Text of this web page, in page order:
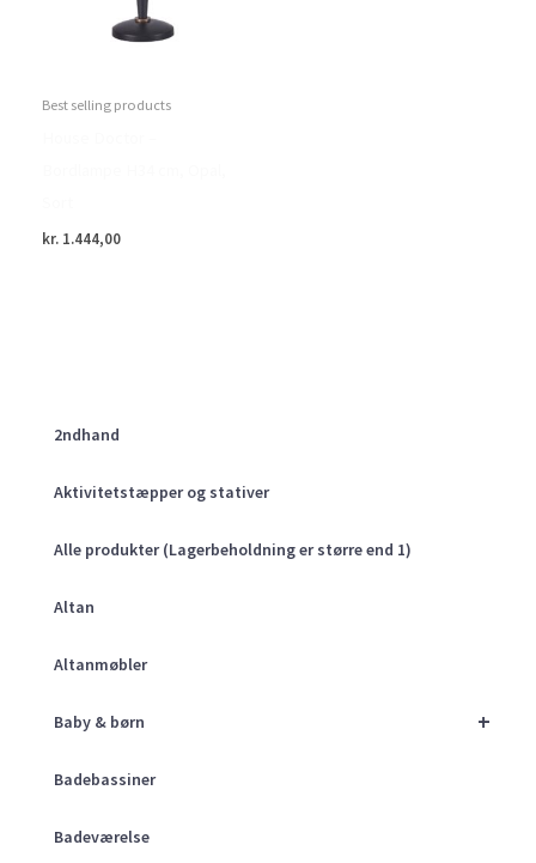
2ndhand
Aktivitetstæpper og stativer
Alle produkter (Lagerbeholdning er større end 1)
Altan
Altanmøbler
+
Baby & børn
Badebassiner
Badeværelse
Best selling products
kr. 1.444,00